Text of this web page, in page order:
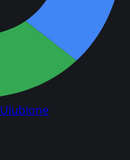
Ulubione